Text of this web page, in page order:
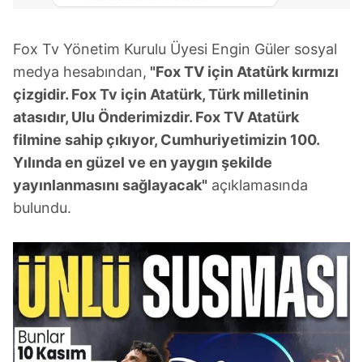
Fox Tv Yönetim Kurulu Üyesi Engin Güler sosyal
medya hesabından, "Fox TV için Atatürk kırmızı
çizgidir. Fox Tv için Atatürk, Türk milletinin
atasıdır, Ulu Önderimizdir. Fox TV Atatürk
filmine sahip çıkıyor, Cumhuriyetimizin 100.
Yılında en güzel ve en yaygın şekilde
yayınlanmasını sağlayacak" açıklamasında
bulundu.